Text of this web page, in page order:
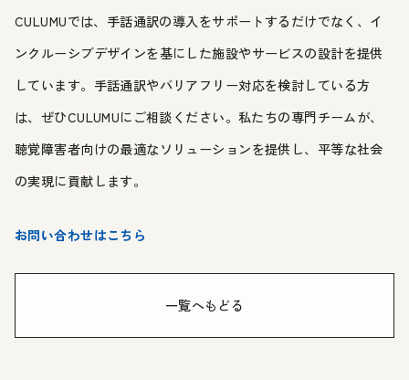
CULUMUでは、手話通訳の導入をサポートするだけでなく、イ
ンクルーシブデザインを基にした施設やサービスの設計を提供
しています。手話通訳やバリアフリー対応を検討している方
は、ぜひCULUMUにご相談ください。私たちの専門チームが、
聴覚障害者向けの最適なソリューションを提供し、平等な社会
の実現に貢献します。
お問い合わせはこちら
一覧へもどる